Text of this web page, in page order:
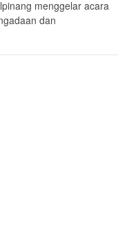
menggelar acara
dan